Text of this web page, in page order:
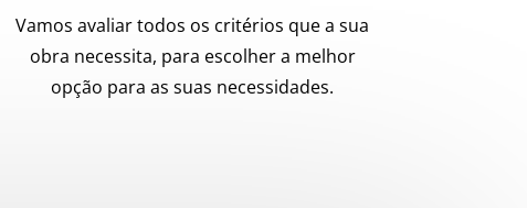
Vamos avaliar todos os critérios que a sua
obra necessita, para escolher a melhor
opção para as suas necessidades.